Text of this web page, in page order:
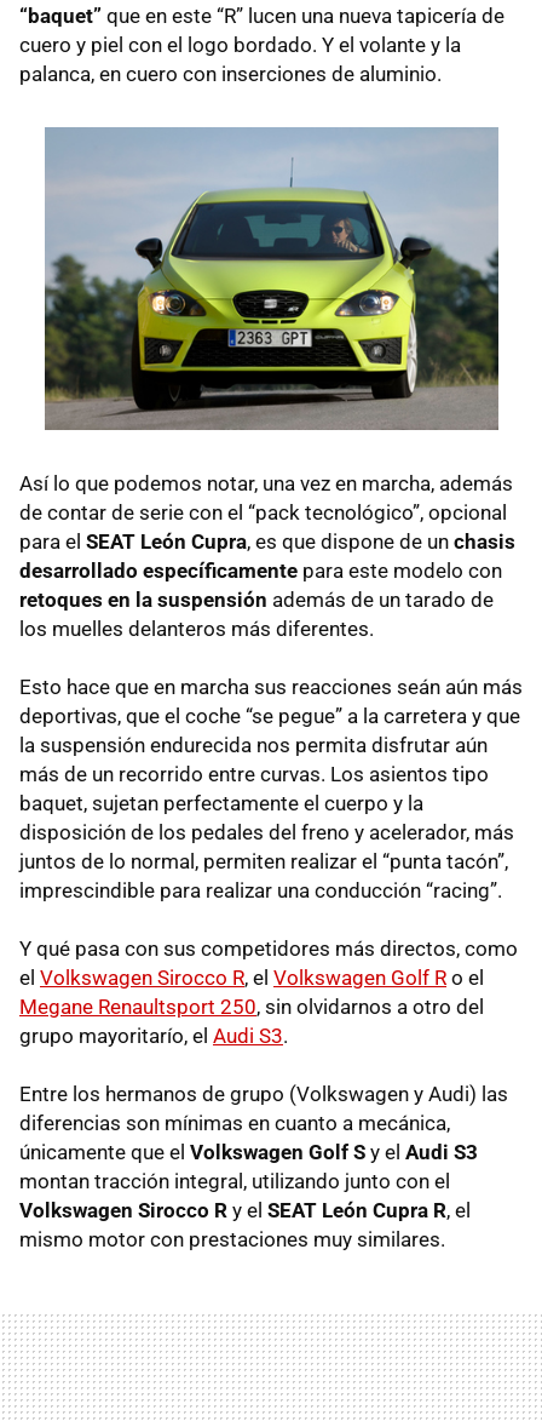
“baquet” que en este “R” lucen una nueva tapicería de
cuero y piel con el logo bordado. Y el volante y la
palanca, en cuero con inserciones de aluminio.
Así lo que podemos notar, una vez en marcha, además
de contar de serie con el “pack tecnológico”, opcional
para el SEAT León Cupra, es que dispone de un chasis
desarrollado específicamente para este modelo con
retoques en la suspensión además de un tarado de
los muelles delanteros más diferentes.
Esto hace que en marcha sus reacciones seán aún más
deportivas, que el coche “se pegue” a la carretera y que
la suspensión endurecida nos permita disfrutar aún
más de un recorrido entre curvas. Los asientos tipo
baquet, sujetan perfectamente el cuerpo y la
disposición de los pedales del freno y acelerador, más
juntos de lo normal, permiten realizar el “punta tacón”,
imprescindible para realizar una conducción “racing”.
Y qué pasa con sus competidores más directos, como
el Volkswagen Sirocco R, el Volkswagen Golf R o el
Megane Renaultsport 250, sin olvidarnos a otro del
grupo mayoritarío, el Audi S3.
Entre los hermanos de grupo (Volkswagen y Audi) las
diferencias son mínimas en cuanto a mecánica,
únicamente que el Volkswagen Golf S y el Audi S3
montan tracción integral, utilizando junto con el
Volkswagen Sirocco R y el SEAT León Cupra R, el
mismo motor con prestaciones muy similares.